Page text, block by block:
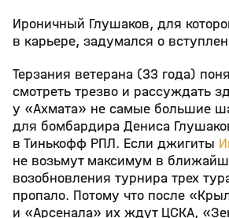
Ироничный Глушаков, для
в карьере, задумался о
Терзания ветерана (33 года)
смотреть трезво и рассуждать
у «Ахмата» не самые большие
для бомбардира Дениса
в Тинькофф РПЛ. Если джигиты
не возьмут максимум в
возобновления турнира трех
пропало. Потому что после
и «Арсенала» их ждут ЦСКА,